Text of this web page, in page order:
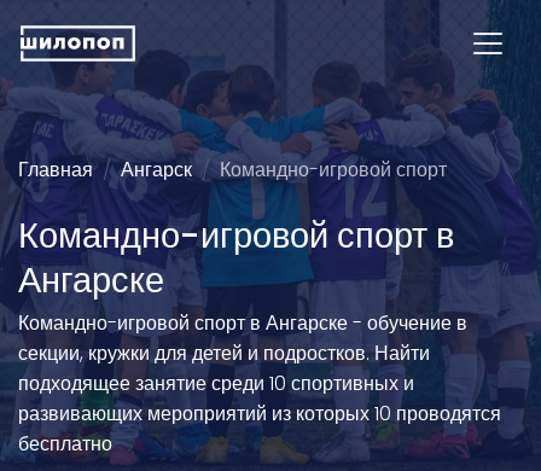
Главная Ангарск Командно-игровой спорт
Командно-игровой спорт в
Ангарске
Командно-игровой спорт в Ангарске - обучение в
секции, кружки для детей и подростков. Найти
подходящее занятие среди 10 спортивных и
развивающих мероприятий из которых 10 проводятся
бесплатно